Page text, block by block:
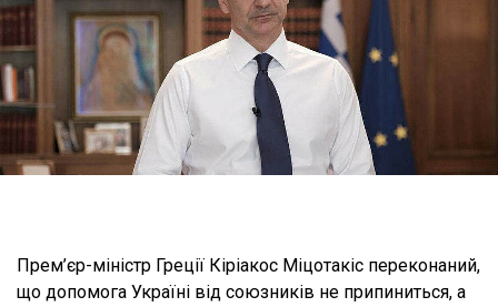
Прем’єр-міністр Греції Кіріакос Міцотакіс переконаний,
що допомога Україні від союзників не припиниться, а